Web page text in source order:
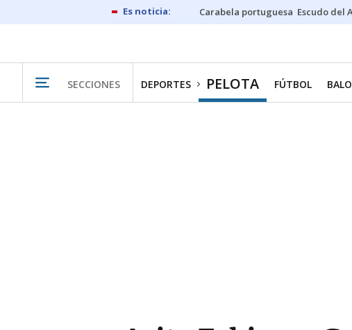
Carabela portuguesa Escudo del
SECCIONES DEPORTES PELOTA FÚTBOL